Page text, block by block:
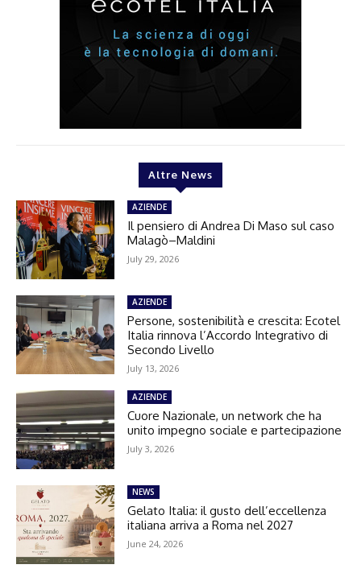
Altre News
AZIENDE
Il pensiero di Andrea Di Maso sul caso
Malagò–Maldini
July 29, 2026
AZIENDE
Persone, sostenibilità e crescita: Ecotel
Italia rinnova l’Accordo Integrativo di
Secondo Livello
July 13, 2026
AZIENDE
Cuore Nazionale, un network che ha
unito impegno sociale e partecipazione
July 3, 2026
NEWS
Gelato Italia: il gusto dell’eccellenza
italiana arriva a Roma nel 2027
June 24, 2026